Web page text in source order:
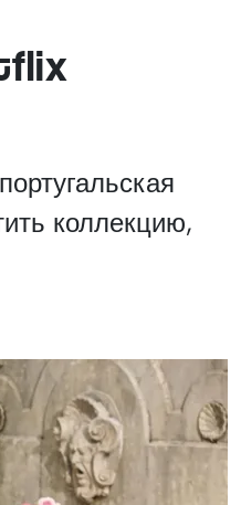
португальская
коллекцию,